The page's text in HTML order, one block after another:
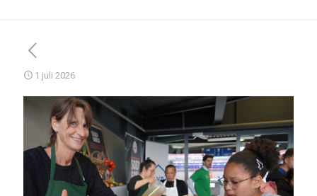
1 juli 2026